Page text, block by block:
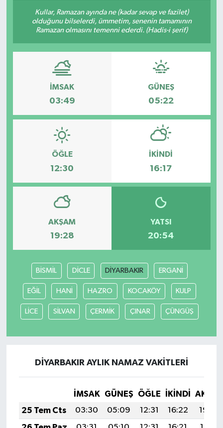
Kullar, Ramazan ayında ne (kadar sevap ve fazilet)
olduğunu bilselerdi, ümmetim, senenin tamamının
Ramazan olmasını temenni ederdi. (Hadis-i şerif)
İMSAK
03:49
GÜNEŞ
05:22
ÖĞLE
12:30
İKINDI
16:17
AKŞAM
19:28
YATSI
20:54
BİSMİL DİCLE DİYARBAKIR ERGANİ
EĞİL HANİ HAZRO KOCAKÖY KULP
LİCE SİLVAN ÇERMİK ÇINAR ÇÜNGÜŞ
DİYARBAKIR AYLIK NAMAZ VAKITLERI
İMSAK GÜNEŞ ÖĞLE İKINDI
25 Tem Cts
03:30 05:09 12:31 16:22
19:42